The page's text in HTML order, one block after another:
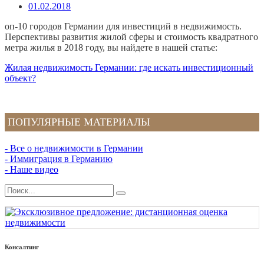
01.02.2018
оп-10 городов Германии для инвестиций в недвижимость.
Перспективы развития жилой сферы и стоимость квадратного
метра жилья в 2018 году, вы найдете в нашей статье:
Жилая недвижимость Германии: где искать инвестиционный
объект?
ПОПУЛЯРНЫЕ МАТЕРИАЛЫ
- Все о недвижимости в Германии
- Иммиграция в Германию
- Наше видео
Консалтинг